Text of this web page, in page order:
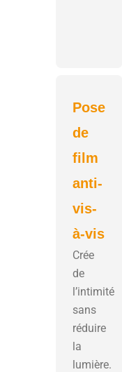
Pose
de
film
anti-
vis-
à-vis
Crée
de
l’intimité
sans
réduire
la
lumière.